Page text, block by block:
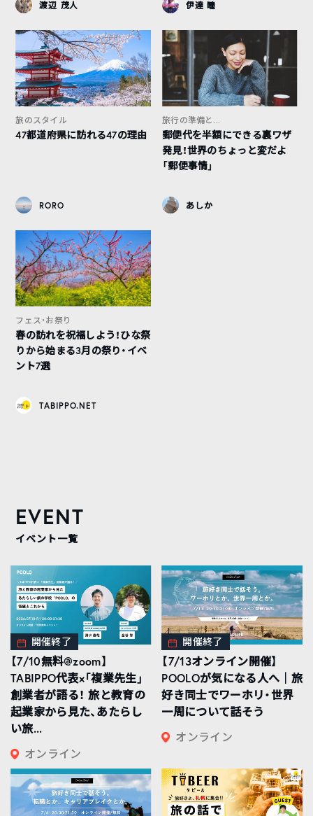
渡辺 茂人 伊達 瞳
旅のスタイル
47都道府県に訪れる47の理由
RORO
旅行の準備と...
郵便代を半額にできる裏ワザ
発見！世界のちょっと変だよ
「郵便事情」
あしか
フェス・お祭り
春の訪れを祝福しよう！ひな祭
りから始まる3月の祭り・イベ
ント7選
TABIPPO.NET
EVENT
イベント一覧
開催終了
【7/10無料@zoom】
TABIPPO代表×「複業先生」
創業者が語る！ 旅と教育の
起業家から見た、あたらし
い旅...
オンライン
開催終了
【7/13オンライン開催】
POOLOが気になる人へ｜旅
好き同士でワーホリ・世界
一周について話そう
オンライン